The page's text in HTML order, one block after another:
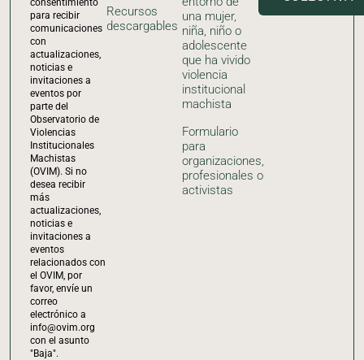
consentimiento
para recibir
comunicaciones
con
actualizaciones,
noticias e
invitaciones a
eventos por
parte del
Observatorio de
Violencias
Institucionales
Machistas
(OVIM). Si no
desea recibir
más
actualizaciones,
noticias e
invitaciones a
eventos
relacionados con
el OVIM, por
favor, envíe un
correo
electrónico a
info@ovim.org
con el asunto
"Baja".
Recursos
descargables
una mujer,
niña, niño o
adolescente
que ha vivido
violencia
institucional
machista
Formulario
para
organizaciones,
profesionales o
activistas